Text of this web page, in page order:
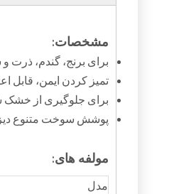
مشخصات:
برای برنج، گندم، ذرت و
تمیز کردن ایمن، قابل
برای جلوگیری از خشک
پوشش سوخت متنوع
مولفه های:
مدل